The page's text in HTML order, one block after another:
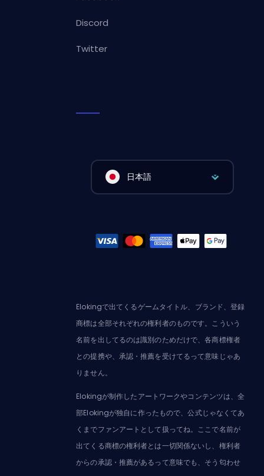
Discord
Twitter
日本語
Elokingで出てくるゲームタイトル、ブランド、登録
商標は全部それぞれの権利者のものです。こういう
名前を出してるのは識別のためだけで、各商標権者
との提携や、承認・推薦を受けてるって意味じゃあ
りません。
Elokingが制作したアートワークやコンテンツは、全
部Elokingが独自に作ったもので、公式じゃなくてあ
くまでファンアートとして扱ってね。ここで名前が
出てくる商標の権利者とは一切関係ないし、権利者
からの承認・推薦があるって意味でも、そう匂わせ